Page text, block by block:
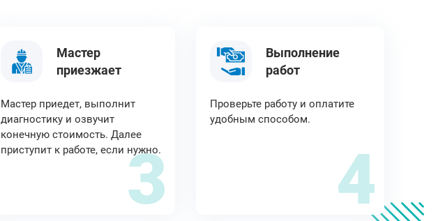
Мастер
приезжает
Мастер приедет, выполнит
диагностику и озвучит
конечную стоимость. Далее
приступит к работе, если нужно.
3
Выполнение
работ
Проверьте работу и оплатите
удобным способом.
4